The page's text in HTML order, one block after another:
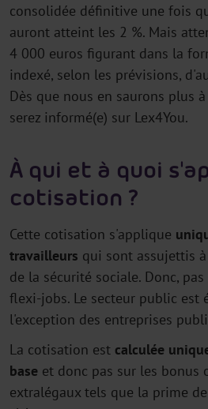
consolidée définitive une fois
auront atteint les 2 %. Mais
4 000 euros figurant dans la
indexé, selon les prévisions,
Dès que nous en saurons plus
serez informé(e) sur Lex4You.
À qui et à quoi
cotisation ?
Cette cotisation s'applique
travailleurs qui sont assujettis
de la sécurité sociale. Donc,
flexi-jobs. Le secteur public est
l'exception des entreprises
La cotisation est calculée
base et donc pas sur les bonus
extralégaux tels que la prime